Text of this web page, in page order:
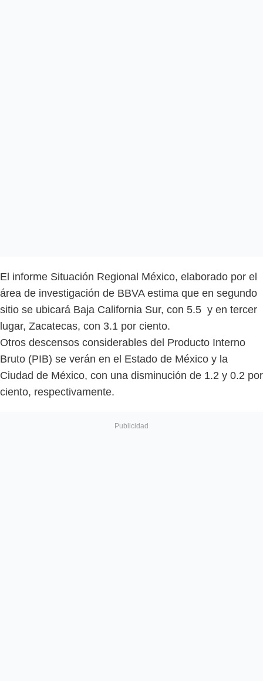
El informe Situación Regional México, elaborado por el
área de investigación de BBVA estima que en segundo
sitio se ubicará Baja California Sur, con 5.5 y en tercer
lugar, Zacatecas, con 3.1 por ciento.
Otros descensos considerables del Producto Interno
Bruto (PIB) se verán en el Estado de México y la
Ciudad de México, con una disminución de 1.2 y 0.2 por
ciento, respectivamente.